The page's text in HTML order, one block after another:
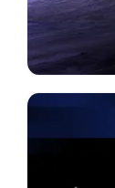
スペース